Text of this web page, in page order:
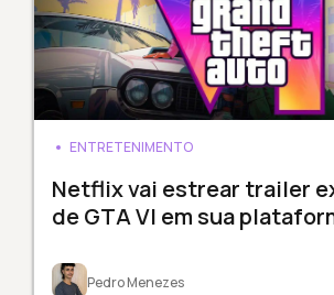
ENTRETENIMENTO
Netflix vai estrear trailer
de GTA VI em sua
Pedro Menezes